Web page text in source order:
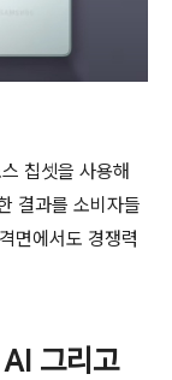
칩셋을 사용해
결과를 소비자들
면에서도 경쟁력
그리고